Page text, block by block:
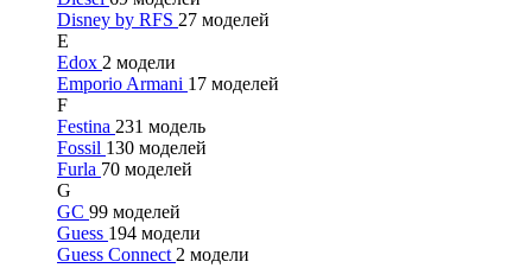
Disney by RFS 27 моделей
E
Edox 2 модели
Emporio Armani 17 моделей
F
Festina 231 модель
Fossil 130 моделей
Furla 70 моделей
G
GC 99 моделей
Guess 194 модели
Guess Connect 2 модели